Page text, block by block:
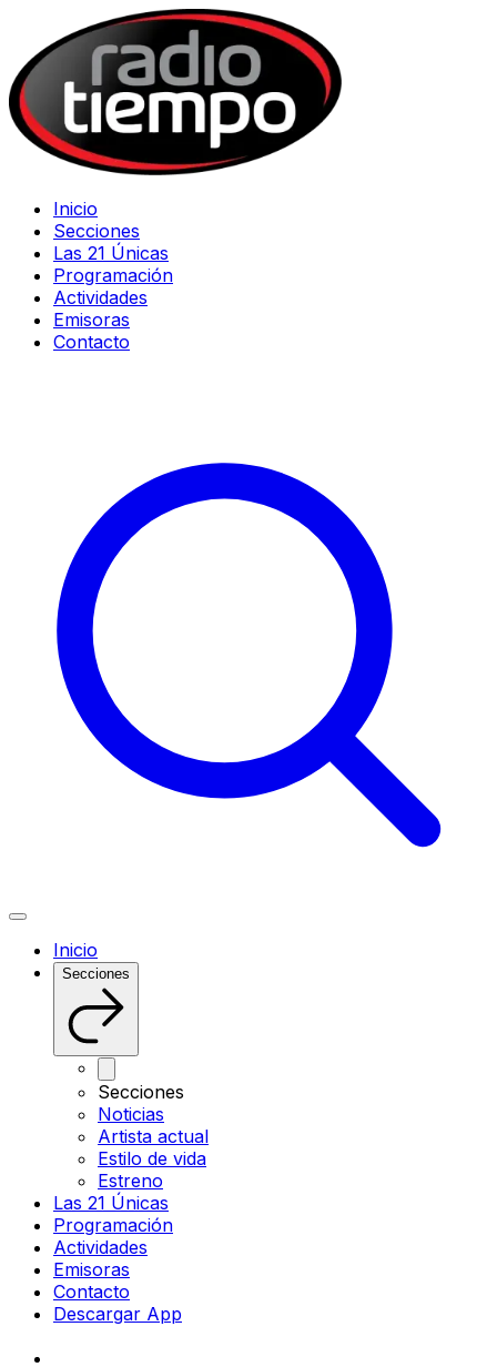
Inicio
Secciones
Las 21 Únicas
Programación
Actividades
Emisoras
Contacto
Inicio
Secciones
Secciones
Noticias
Artista actual
Estilo de vida
Estreno
Las 21 Únicas
Programación
Actividades
Emisoras
Contacto
Descargar App